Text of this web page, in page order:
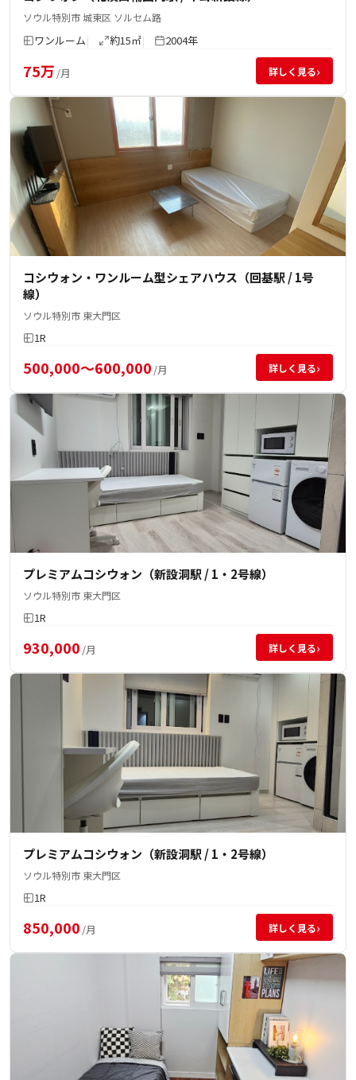
ソウル特別市 城東区 ソルセム路
ワンルーム 約15㎡ 2004年
75万 /月 詳しく見る›
コシウォン・ワンルーム型シェアハウス（回基駅 / 1号
線）
ソウル特別市 東大門区
1R
500,000～600,000 /月 詳しく見る›
プレミアムコシウォン（新設洞駅 / 1・2号線）
ソウル特別市 東大門区
1R
930,000 /月 詳しく見る›
プレミアムコシウォン（新設洞駅 / 1・2号線）
ソウル特別市 東大門区
1R
850,000 /月 詳しく見る›